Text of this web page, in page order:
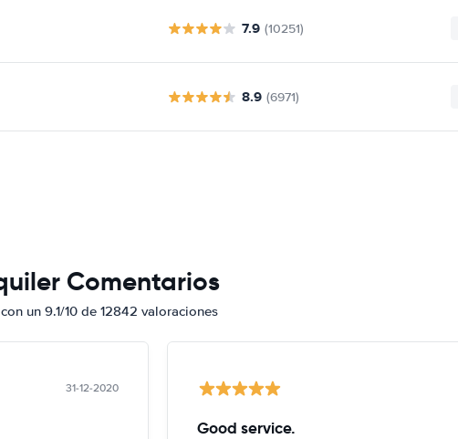
7.9 (10251)
8.9 (6971)
Comentarios
un 9.1/10 de 12842 valoraciones
31-12-2020
Good service.